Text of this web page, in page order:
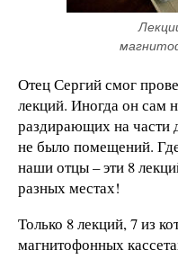
Отец Сергий смог
лекций. Иногда он сам
раздирающих на части
не было помещений.
наши отцы – эти 8
разных местах!
Только 8 лекций, 7 из
магнитофонных